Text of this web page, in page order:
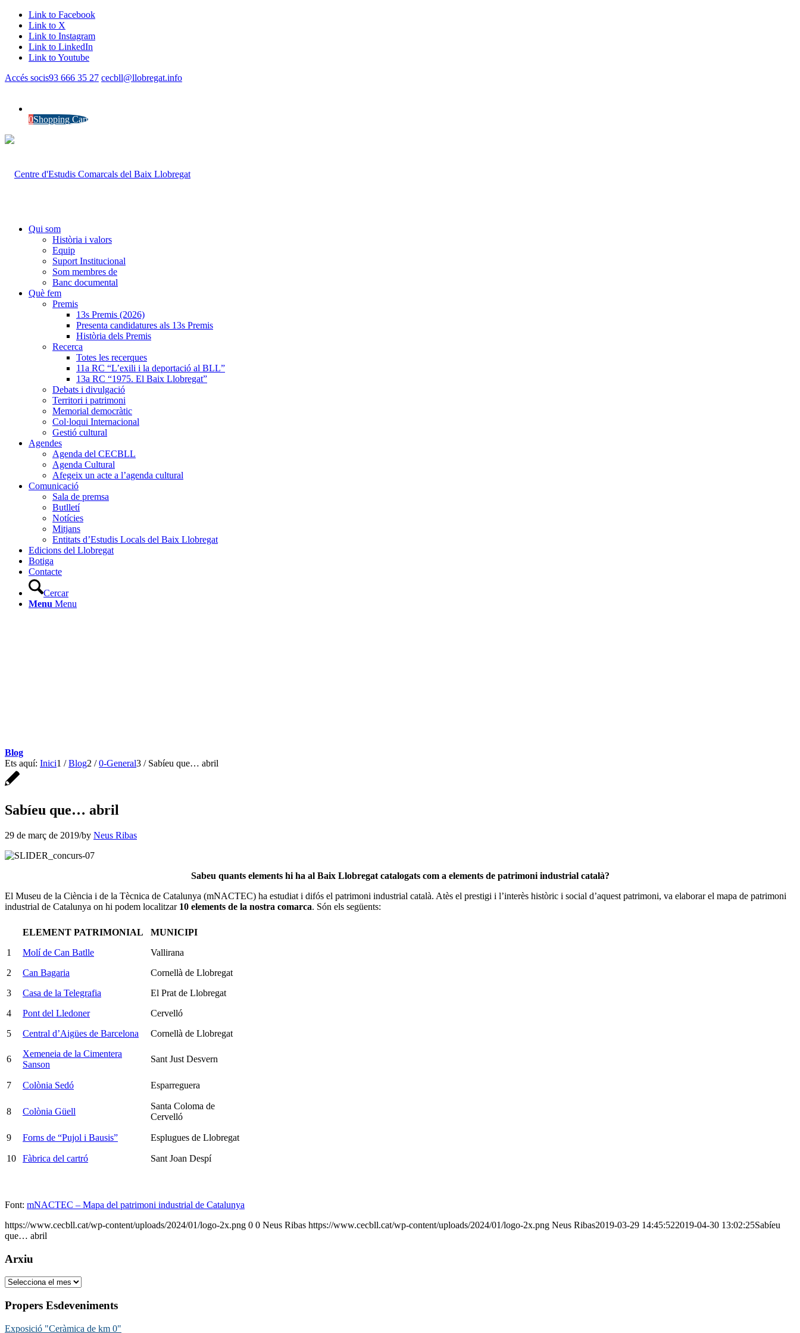
Link to Facebook
Link to X
Link to Instagram
Link to LinkedIn
Link to Youtube
Accés socis93 666 35 27 cecbll@llobregat.info
0Shopping Cart
Qui som
Història i valors
Equip
Suport Institucional
Som membres de
Banc documental
Què fem
Premis
13s Premis (2026)
Presenta candidatures als 13s Premis
Història dels Premis
Recerca
Totes les recerques
11a RC “L’exili i la deportació al BLL”
13a RC “1975. El Baix Llobregat”
Debats i divulgació
Territori i patrimoni
Memorial democràtic
Col·loqui Internacional
Gestió cultural
Agendes
Agenda del CECBLL
Agenda Cultural
Afegeix un acte a l’agenda cultural
Comunicació
Sala de premsa
Butlletí
Notícies
Mitjans
Entitats d’Estudis Locals del Baix Llobregat
Edicions del Llobregat
Botiga
Contacte
Cercar
Menu Menu
Blog
Ets aquí: Inici1 / Blog2 / 0-General3 / Sabíeu que… abril
Sabíeu que… abril
29 de març de 2019/by Neus Ribas
Sabeu quants elements hi ha al Baix Llobregat catalogats com a elements de patrimoni industrial català?
El Museu de la Ciència i de la Tècnica de Catalunya (mNACTEC) ha estudiat i difós el patrimoni industrial català. Atès el prestigi i l’interès històric i social d’aquest patrimoni, va elaborar el mapa de patrimoni
industrial de Catalunya on hi podem localitzar 10 elements de la nostra comarca. Són els següents:
ELEMENT PATRIMONIAL
MUNICIPI
1
Molí de Can Batlle
Vallirana
2
Can Bagaria
Cornellà de Llobregat
3
Casa de la Telegrafia
El Prat de Llobregat
4
Pont del Lledoner
Cervelló
5
Central d’Aigües de Barcelona Cornellà de Llobregat
6
Xemeneia de la Cimentera
Sanson
Sant Just Desvern
7 Colònia Sedó Esparreguera
8 Colònia Güell
Santa Coloma de
Cervelló
9 Forns de “Pujol i Bausis” Esplugues de Llobregat
10 Fàbrica del cartró Sant Joan Despí
Font: mNACTEC – Mapa del patrimoni industrial de Catalunya
https://www.cecbll.cat/wp-content/uploads/2024/01/logo-2x.png 0 0 Neus Ribas https://www.cecbll.cat/wp-content/uploads/2024/01/logo-2x.png Neus Ribas2019-03-29 14:45:522019-04-30 13:02:25Sabíeu
que… abril
Arxiu
Arxiu
Propers Esdeveniments
Exposició "Ceràmica de km 0"